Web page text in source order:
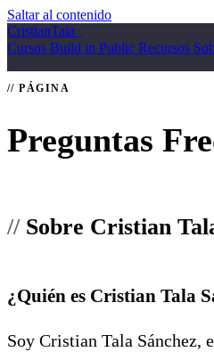
Saltar al contenido
CristianTala
Cursos Build in Public Recursos
PÁGINA
Preguntas
Sobre Cristian
¿Quién es Cristian Tala
Soy Cristian Tala Sánchez,